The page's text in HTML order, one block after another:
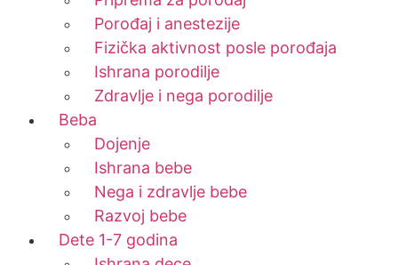
Porođaj i anestezije
Fizička aktivnost posle porođaja
Ishrana porodilje
Zdravlje i nega porodilje
Beba
Dojenje
Ishrana bebe
Nega i zdravlje bebe
Razvoj bebe
Dete 1-7 godina